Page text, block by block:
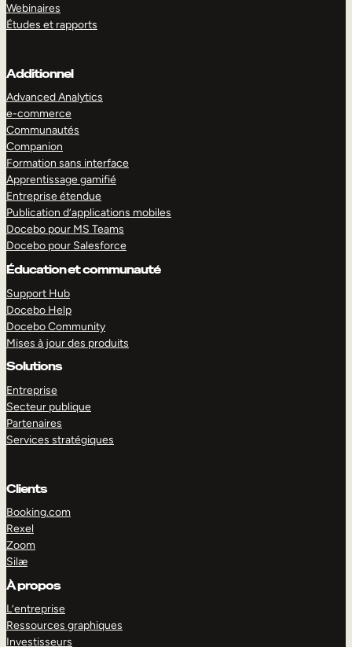
Webinaires
Études et rapports
Additionnel
Advanced Analytics
e-commerce
Communautés
Companion
Formation sans interface
Apprentissage gamifié
Entreprise étendue
Publication d’applications mobiles
Docebo pour MS Teams
Docebo pour Salesforce
Éducation et communauté
Support Hub
Docebo Help
Docebo Community
Mises à jour des produits
Solutions
Entreprise
Secteur publique
Partenaires
Services stratégiques
Clients
Booking.com
Rexel
Zoom
Silæ
À propos
L’entreprise
Ressources graphiques
Investisseurs